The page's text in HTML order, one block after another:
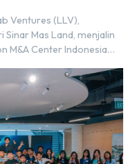
Ventures (LLV),
Mas Land, menjalin
M&A Center Indonesia
Memorandum of
(Partner at Living Lab